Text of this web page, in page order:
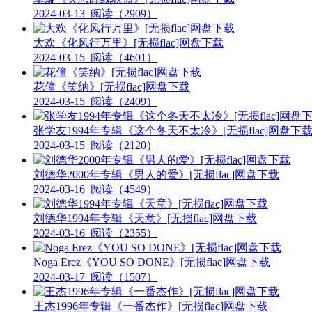
2024-03-13 阅读（2909）
大欢《化风行万里》[无损flac]网盘下载
2024-03-15 阅读（4601）
花僮《笑纳》[无损flac]网盘下载
2024-03-15 阅读（2409）
张学友1994年专辑《这个冬天不太冷》[无损flac]网盘下载
2024-03-15 阅读（2120）
刘德华2000年专辑《男人的爱》[无损flac]网盘下载
2024-03-16 阅读（4549）
刘德华1994年专辑《天意》[无损flac]网盘下载
2024-03-16 阅读（2355）
Noga Erez《YOU SO DONE》[无损flac]网盘下载
2024-03-17 阅读（1507）
王杰1996年专辑《一番杰作》[无损flac]网盘下载